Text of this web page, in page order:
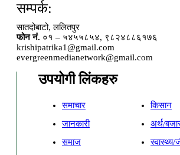
सम्पर्क:
सातदोबाटो, ललितपुर
फोन नं. ०१ – ५४५५८५४, ९८२४८८६१७६
krishipatrika1@gmail.com
evergreenmedianetwork@gmail.com
उपयोगी लिंकहरु
समाचार
किसान
जानकारी
अर्थ/
समाज
स्वास्थ्य/